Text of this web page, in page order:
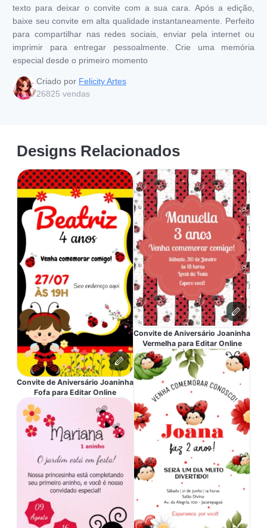
texto para deixar o convite com a sua cara. Após a edição,
baixe seu convite em alta qualidade instantaneamente. Perfeito
para compartilhar nas redes sociais, enviar pela internet ou
imprimir para entregar pessoalmente. Crie uma memória
especial desde o primeiro momento
Criado por Felicity Artes
26825 vendas
Designs Relacionados
Convite de Aniversário Joaninha
Fofa para Editar Online
Convite de Aniversário Joaninha
Vermelha para Editar Online